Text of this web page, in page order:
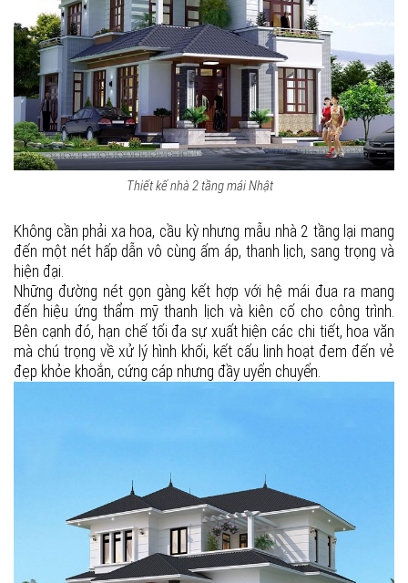
Thiết kế nhà 2 tầng mái Nhật
Không cần phải xa hoa, cầu kỳ nhưng mẫu nhà 2 tầng lại mang
đến một nét hấp dẫn vô cùng ấm áp, thanh lịch, sang trọng và
hiện đại.
Những đường nét gọn gàng kết hợp với hệ mái đua ra mang
đến hiệu ứng thẩm mỹ thanh lịch và kiên cố cho công trình.
Bên cạnh đó, hạn chế tối đa sự xuất hiện các chi tiết, hoa văn
mà chú trọng về xử lý hình khối, kết cấu linh hoạt đem đến vẻ
đẹp khỏe khoắn, cứng cáp nhưng đầy uyển chuyển.